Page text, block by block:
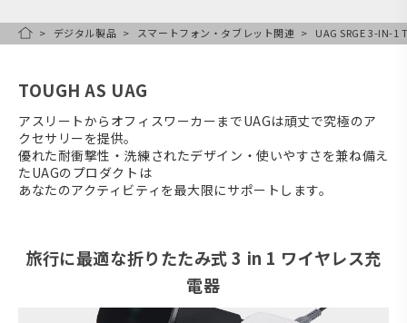
HOMEデジタル製品 スマートフォン・タブレット関連 UAG SRGE 3-IN-1
TOUGH AS UAG
アスリートからオフィスワーカーまでUAGは頑丈で究極のア
クセサリーを提供。
優れた耐衝撃性・洗練されたデザイン・使いやすさを兼ね備え
たUAGのプロダクトは
あなたのアクティビティを最大限にサポートします。
旅行に最適な折りたたみ式 3 in 1 ワイヤレス充
電器